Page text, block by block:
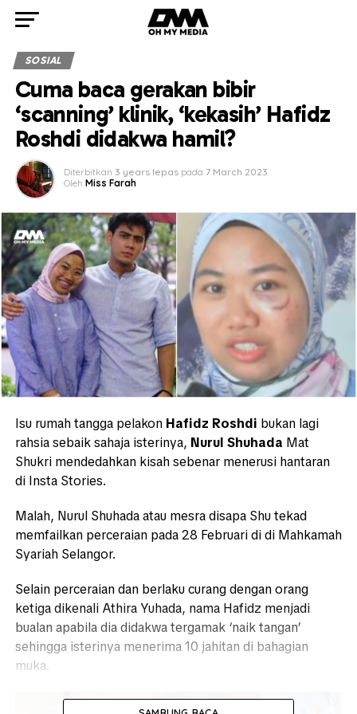
SOSIAL
Cuma baca gerakan bibir
‘scanning’ klinik, ‘kekasih’ Hafidz
Roshdi didakwa hamil?
Diterbitkan 3 years lepas pada 7 March 2023
Oleh Miss Farah
Isu rumah tangga pelakon Hafidz Roshdi bukan lagi
rahsia sebaik sahaja isterinya, Nurul Shuhada Mat
Shukri mendedahkan kisah sebenar menerusi hantaran
di Insta Stories.
Malah, Nurul Shuhada atau mesra disapa Shu tekad
memfailkan perceraian pada 28 Februari di di Mahkamah
Syariah Selangor.
Selain perceraian dan berlaku curang dengan orang
ketiga dikenali Athira Yuhada, nama Hafidz menjadi
bualan apabila dia didakwa tergamak ‘naik tangan’
sehingga isterinya menerima 10 jahitan di bahagian
muka.